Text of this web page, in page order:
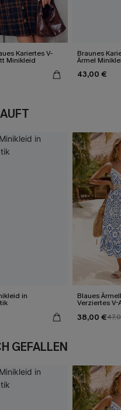
Kariertes V-
Minikleid
Braunes
Ärmel
43,00 €
in Blaues
Verziertes
38,00 €
GEFALLEN